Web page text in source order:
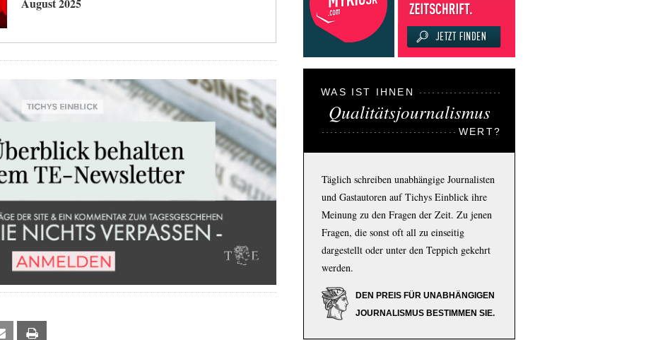
Email
WAS IST IHNEN
Qualitätsjournalismus
WERT?
Täglich schreiben unabhängige Journalisten
und Gastautoren auf Tichys Einblick ihre
Meinung zu den Fragen der Zeit. Zu jenen
Fragen, die sonst oft all zu einseitig
dargestellt oder unter den Teppich gekehrt
werden.
DEN PREIS FÜR UNABHÄNGIGEN
JOURNALISMUS BESTIMMEN SIE.